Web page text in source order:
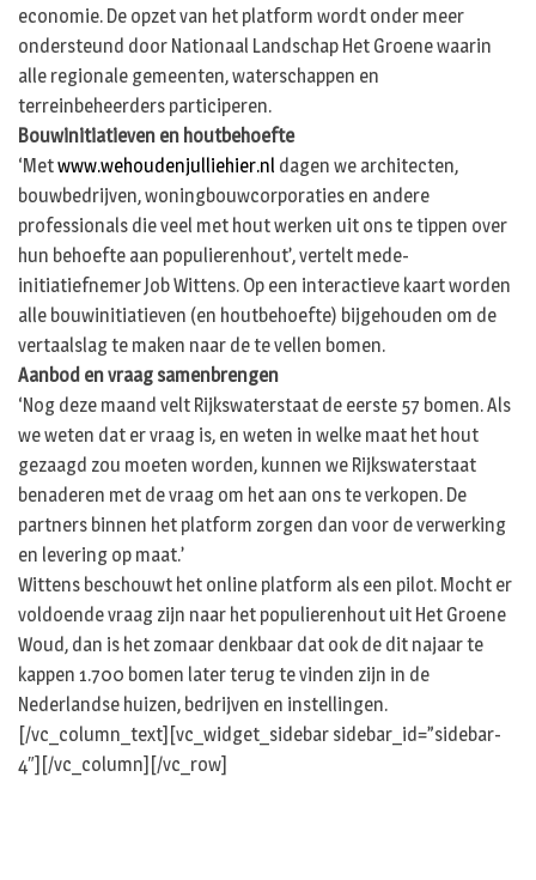
economie. De opzet van het platform wordt onder meer
ondersteund door Nationaal Landschap Het Groene waarin
alle regionale gemeenten, waterschappen en
terreinbeheerders participeren.
Bouwinitiatieven en houtbehoefte
‘Metwww.wehoudenjulliehier.nl dagen we architecten,
bouwbedrijven, woningbouwcorporaties en andere
professionals die veel met hout werken uit ons te tippen over
hun behoefte aan populierenhout’, vertelt mede-
initiatiefnemer Job Wittens. Op een interactieve kaart worden
alle bouwinitiatieven (en houtbehoefte) bijgehouden om de
vertaalslag te maken naar de te vellen bomen.
Aanbod en vraag samenbrengen
‘Nog deze maand velt Rijkswaterstaat de eerste 57 bomen. Als
we weten dat er vraag is, en weten in welke maat het hout
gezaagd zou moeten worden, kunnen we Rijkswaterstaat
benaderen met de vraag om het aan ons te verkopen. De
partners binnen het platform zorgen dan voor de verwerking
en levering op maat.’
Wittens beschouwt het online platform als een pilot. Mocht er
voldoende vraag zijn naar het populierenhout uit Het Groene
Woud, dan is het zomaar denkbaar dat ook de dit najaar te
kappen 1.700 bomen later terug te vinden zijn in de
Nederlandse huizen, bedrijven en instellingen.
[/vc_column_text][vc_widget_sidebar sidebar_id=”sidebar-
4″][/vc_column][/vc_row]